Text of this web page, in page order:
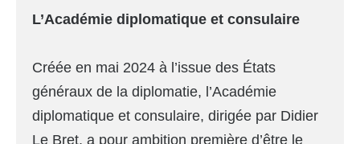
L’Académie diplomatique et consulaire
Créée en mai 2024 à l’issue des États
généraux de la diplomatie, l’Académie
diplomatique et consulaire, dirigée par Didier
Le Bret, a pour ambition première d’être le